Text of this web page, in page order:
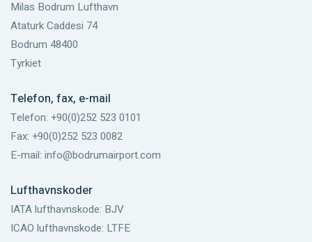
Milas Bodrum Lufthavn
Ataturk Caddesi 74
Bodrum 48400
Tyrkiet
Telefon, fax, e-mail
Telefon: +90(0)252 523 0101
Fax: +90(0)252 523 0082
E-mail: info@bodrumairport.com
Lufthavnskoder
IATA lufthavnskode: BJV
ICAO lufthavnskode: LTFE